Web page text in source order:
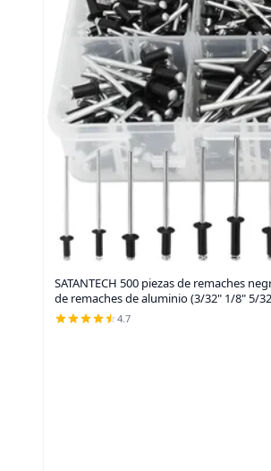
SATANTECH 500 piezas de remaches
de remaches de aluminio (3/32" 1/8" 5/
4.7